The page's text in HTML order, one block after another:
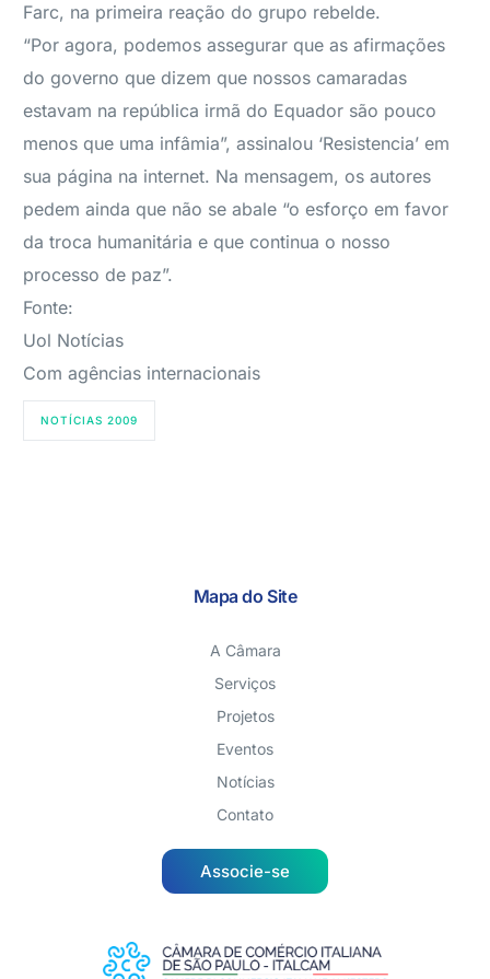
Farc, na primeira reação do grupo rebelde.
“Por agora, podemos assegurar que as afirmações
do governo que dizem que nossos camaradas
estavam na república irmã do Equador são pouco
menos que uma infâmia”, assinalou ‘Resistencia’ em
sua página na internet. Na mensagem, os autores
pedem ainda que não se abale “o esforço em favor
da troca humanitária e que continua o nosso
processo de paz”.
Fonte:
Uol Notícias
Com agências internacionais
NOTÍCIAS 2009
Mapa do Site
A Câmara
Serviços
Projetos
Eventos
Notícias
Contato
Associe-se